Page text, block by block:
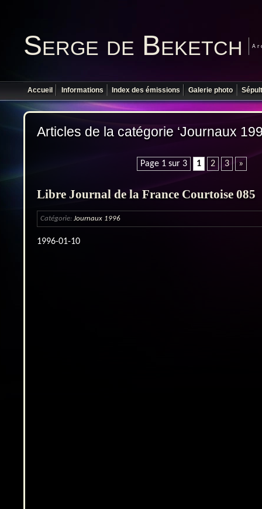
Serge de Beketch
Accueil Informations Index des émissions Galerie photo
Articles de la catégorie ‘Journaux
Page 1 sur 3 1 2 3 »
Libre Journal de la France Courtoise 085
Catégorie: Journaux 1996
1996-01-10